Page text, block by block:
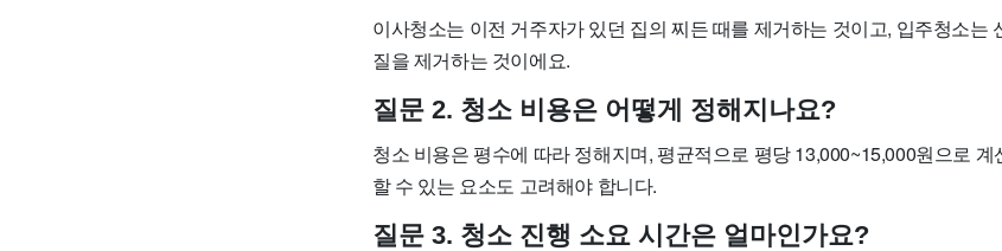
이사청소는 이전 거주자가 있던 집의 찌든 때를 제거하는 것이고, 입주청소는
질을 제거하는 것이에요.
질문 2. 청소 비용은 어떻게 정해지나요?
청소 비용은 평수에 따라 정해지며, 평균적으로 평당 13,000~15,000원으로
할 수 있는 요소도 고려해야 합니다.
질문 3. 청소 진행 소요 시간은 얼마인가요?